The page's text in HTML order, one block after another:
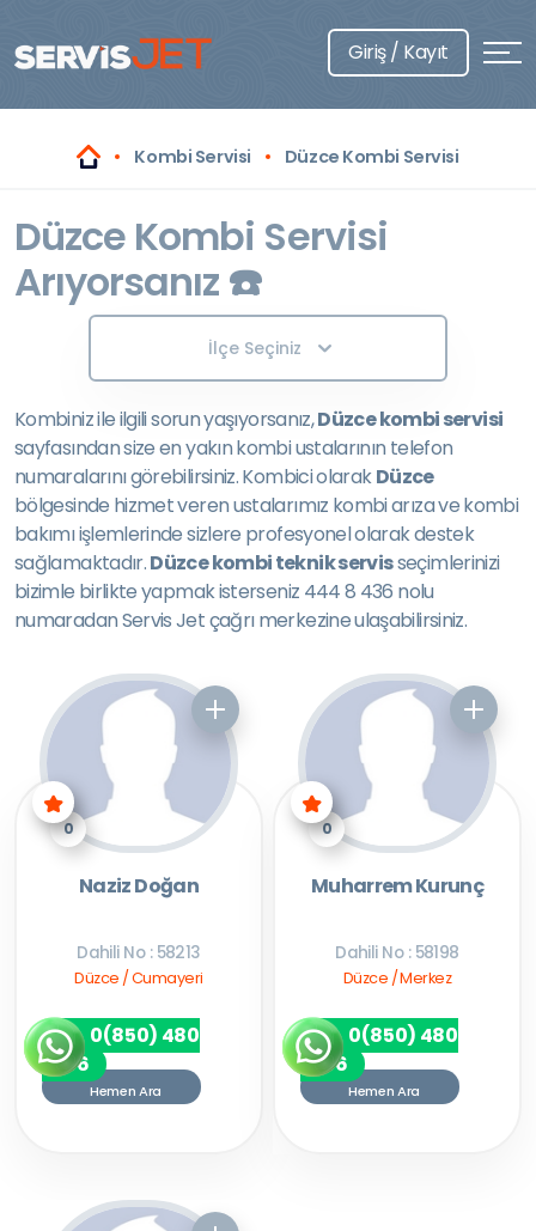
Giriş / Kayıt
Kombi Servisi Düzce Kombi Servisi
Düzce Kombi Servisi
Arıyorsanız ☎️
İlçe Seçiniz
Kombiniz ile ilgili sorun yaşıyorsanız,Düzce kombi servisi
sayfasından size en yakın kombi ustalarının telefon
numaralarını görebilirsiniz. Kombici olarakDüzce
bölgesinde hizmet veren ustalarımız kombi arıza ve kombi
bakımı işlemlerinde sizlere profesyonel olarak destek
sağlamaktadır.Düzce kombi teknik servisseçimlerinizi
bizimle birlikte yapmak isterseniz 444 8 436 nolu
numaradan Servis Jet çağrı merkezine ulaşabilirsiniz.
0
Naziz Doğan
Dahili No : 58213
Düzce / Cumayeri
0(850) 480
7256
Hemen Ara
0
Muharrem Kurunç
Dahili No : 58198
Düzce / Merkez
0(850) 480
7256
Hemen Ara